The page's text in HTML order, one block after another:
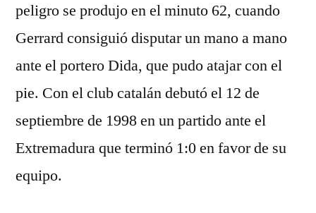
peligro se produjo en el minuto 62, cuando
Gerrard consiguió disputar un mano a mano
ante el portero Dida, que pudo atajar con el
pie. Con el club catalán debutó el 12 de
septiembre de 1998 en un partido ante el
Extremadura que terminó 1:0 en favor de su
equipo.